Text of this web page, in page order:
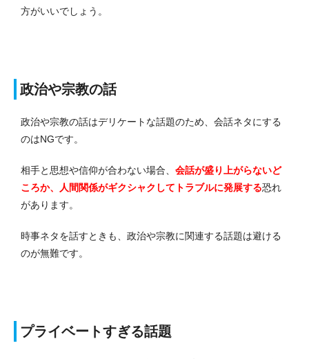
方がいいでしょう。
政治や宗教の話
政治や宗教の話はデリケートな話題のため、会話ネタにする
のはNGです。
相手と思想や信仰が合わない場合、 会話が盛り上がらないど
ころか、人間関係がギクシャクしてトラブルに発展する恐れ
があります。
時事ネタを話すときも、政治や宗教に関連する話題は避ける
のが無難です。
プライベートすぎる話題